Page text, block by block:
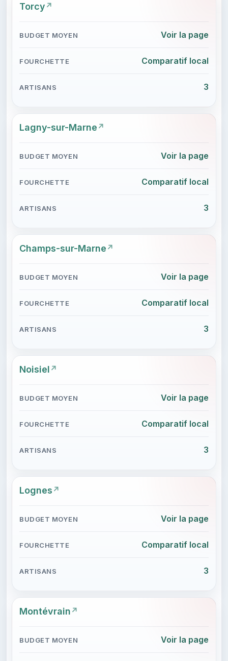
Torcy
Voir la page
Comparatif local
3
Lagny-sur-Marne
Voir la page
Comparatif local
3
Champs-sur-Marne
Voir la page
Comparatif local
3
Noisiel
Voir la page
Comparatif local
3
Lognes
Voir la page
Comparatif local
3
Montévrain
Voir la page